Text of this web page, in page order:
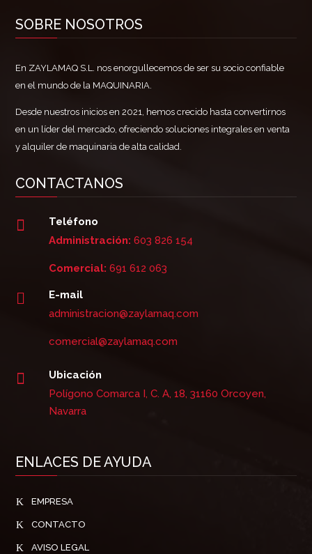
SOBRE NOSOTROS
En ZAYLAMAQ S.L. nos enorgullecemos de ser su socio confiable
en el mundo de la MAQUINARIA.
Desde nuestros inicios en 2021, hemos crecido hasta convertirnos
en un líder del mercado, ofreciendo soluciones integrales en venta
y alquiler de maquinaria de alta calidad.
CONTACTANOS

Teléfono
Administración: 603 826 154
Comercial: 691 612 063

E-mail
administracion@zaylamaq.com
comercial@zaylamaq.com

Ubicación
Polígono Comarca I, C. A, 18, 31160 Orcoyen,
Navarra
ENLACES DE AYUDA
K EMPRESA
K CONTACTO
K AVISO LEGAL